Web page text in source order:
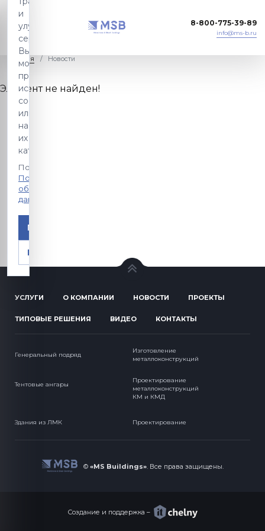
8-800-775-39-89
info@ms-b.ru
Главная Новости
Элемент не найден!
и
улучшения
сервиса.
Вы
можете
принять
использование
cookie
или
настроить
их
категории.
Подробнее:
Политика
обработки
данных
Принять
Настроить
УСЛУГИ О КОМПАНИИ НОВОСТИ ПРОЕКТЫ
ТИПОВЫЕ РЕШЕНИЯ ВИДЕО КОНТАКТЫ
Генеральный подряд
Изготовление
металлоконструкций
Тентовые ангары
Проектирование
металлоконструкций
КМ и КМД
Здания из ЛМК Проектирование
© «MS Buildings».Все права защищены.
Создание и поддержка –